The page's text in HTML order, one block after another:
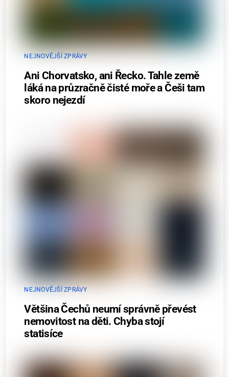
NEJNOVĚJŠÍ ZPRÁVY
Ani Chorvatsko, ani Řecko. Tahle země
láká na průzračně čisté moře a Češi tam
skoro nejezdí
NEJNOVĚJŠÍ ZPRÁVY
Většina Čechů neumí správně převést
nemovitost na děti. Chyba stojí
statisíce